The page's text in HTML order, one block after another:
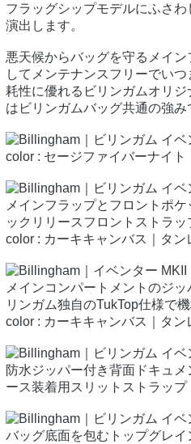
フラッグシップモデルにふさ
演出します。
悪天候からバッグを守るメイ
してメンテナンスフリーでい
耗性に優れるビリンガムオリ
はビリンガムバッグ共通の強み
color : セージファイバーナイ
メインフラップとフロントポ
ックリリースフロントストラッ
color : カーキキャンバス｜タン
メインコンパートメントのジ
リンガム独自のTukTop仕様で
color : カーキキャンバス｜タン
防水ジッパー付き背面ドキュ
ース装着用スリットストラップ
バッグ底面を包むトップグレ